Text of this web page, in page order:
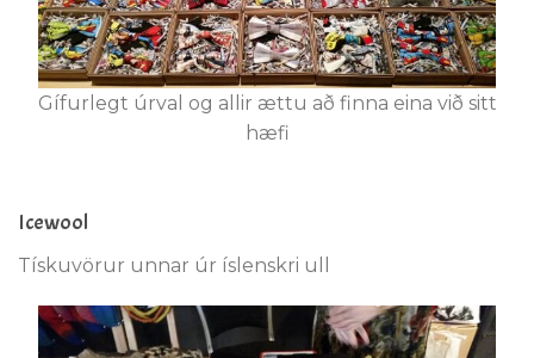
Gífurlegt úrval og allir ættu að finna eina við sitt
hæfi
Icewool
Tískuvörur unnar úr íslenskri ull